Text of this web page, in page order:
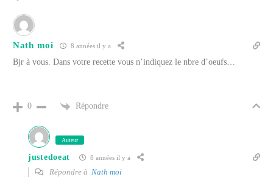
Nath moi 8 années il y a
Bjr à vous. Dans votre recette vous n’indiquez le nbre d’oeufs…
0 Répondre
Auteur
justedoeat 8 années il y a
Répondre à Nath moi